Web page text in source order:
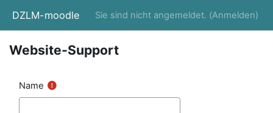
DZLM-moodle Sie sind nicht angemeldet. (Anmelden)
Website-Support
Name